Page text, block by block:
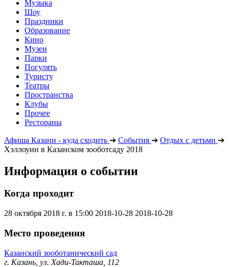
Музыка
Шоу
Праздники
Образование
Кино
Музеи
Парки
Погулять
Туристу
Театры
Пространства
Клубы
Прочее
Рестораны
Афиша Казани - куда сходить ➔ События ➔ Отдых с детьми ➔
Хэллоуин в Казанском зооботсаду 2018
Информация о событии
Когда проходит
28 октября 2018 г. в 15:00 2018-10-28 2018-10-28
Место проведения
Казанский зооботанический сад
г. Казань, ул. Хади-Такташа, 112